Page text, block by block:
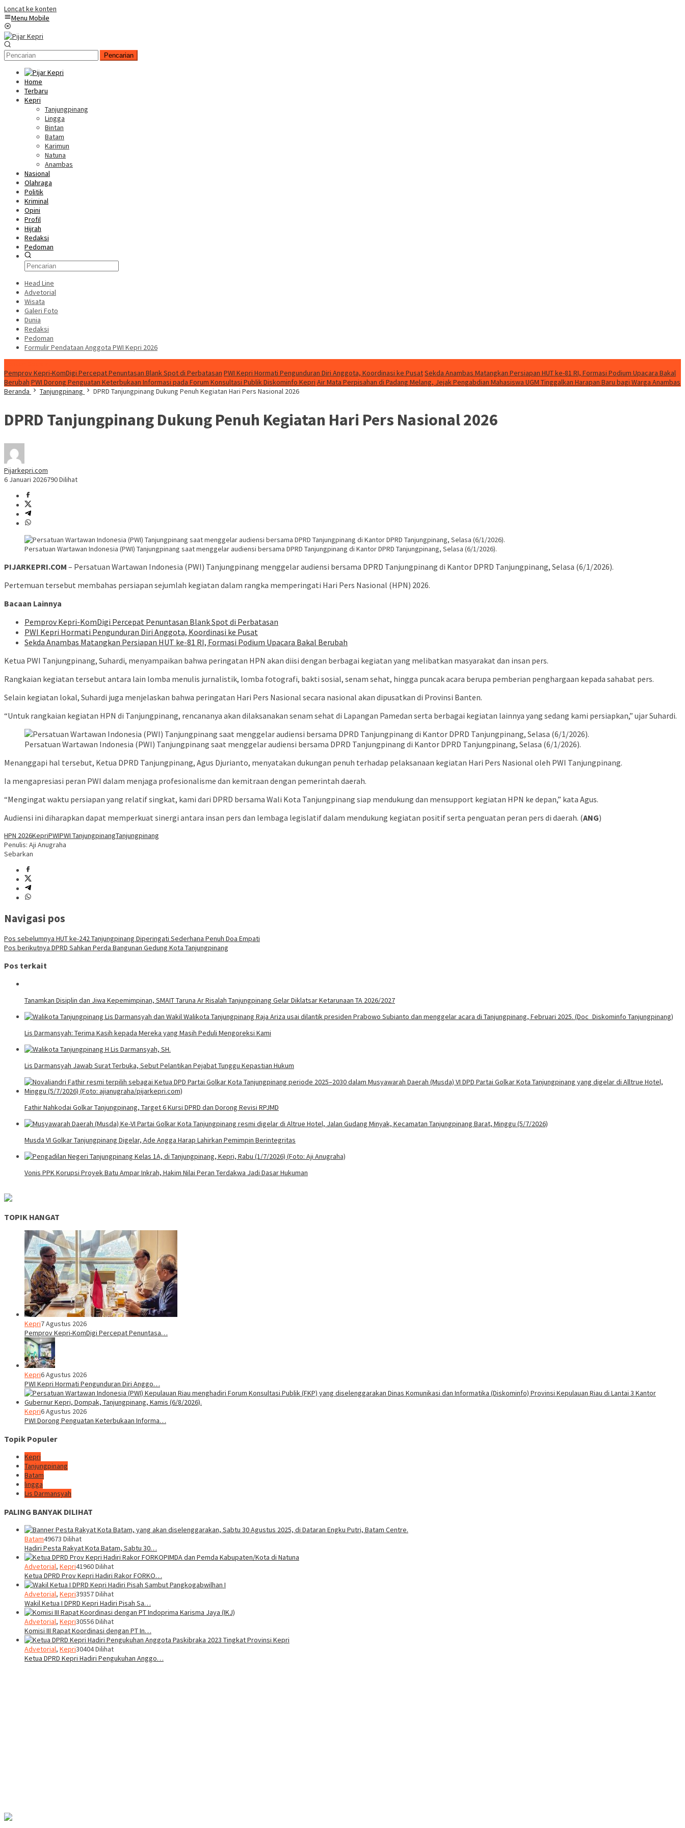
Loncat ke konten
Menu Mobile
Pencarian
Home
Terbaru
Kepri
Tanjungpinang
Lingga
Bintan
Batam
Karimun
Natuna
Anambas
Nasional
Olahraga
Politik
Kriminal
Opini
Profil
Hijrah
Redaksi
Pedoman
Head Line
Advetorial
Wisata
Galeri Foto
Dunia
Redaksi
Pedoman
Formulir Pendataan Anggota PWI Kepri 2026
Pemprov Kepri-KomDigi Percepat Penuntasan Blank Spot di Perbatasan PWI Kepri Hormati Pengunduran Diri Anggota, Koordinasi ke PusatSekda Anambas Matangkan Persiapan HUT ke-81 RI, Formasi Podium Upacara Bakal
Berubah PWI Dorong Penguatan Keterbukaan Informasi pada Forum Konsultasi Publik Diskominfo Kepri Air Mata Perpisahan di Padang Melang, Jejak Pengabdian Mahasiswa UGM Tinggalkan Harapan Baru bagi Warga Anambas
Beranda
Tanjungpinang DPRD Tanjungpinang Dukung Penuh Kegiatan Hari Pers Nasional 2026
DPRD Tanjungpinang Dukung Penuh Kegiatan Hari Pers Nasional 2026
Pijarkepri.com
6 Januari 2026790 Dilihat
Persatuan Wartawan Indonesia (PWI) Tanjungpinang saat menggelar audiensi bersama DPRD Tanjungpinang di Kantor DPRD Tanjungpinang, Selasa (6/1/2026).
PIJARKEPRI.COM – Persatuan Wartawan Indonesia (PWI) Tanjungpinang menggelar audiensi bersama DPRD Tanjungpinang di Kantor DPRD Tanjungpinang, Selasa (6/1/2026).
Pertemuan tersebut membahas persiapan sejumlah kegiatan dalam rangka memperingati Hari Pers Nasional (HPN) 2026.
Bacaan Lainnya
Pemprov Kepri-KomDigi Percepat Penuntasan Blank Spot di Perbatasan
PWI Kepri Hormati Pengunduran Diri Anggota, Koordinasi ke Pusat
Sekda Anambas Matangkan Persiapan HUT ke-81 RI, Formasi Podium Upacara Bakal Berubah
Ketua PWI Tanjungpinang, Suhardi, menyampaikan bahwa peringatan HPN akan diisi dengan berbagai kegiatan yang melibatkan masyarakat dan insan pers.
Rangkaian kegiatan tersebut antara lain lomba menulis jurnalistik, lomba fotografi, bakti sosial, senam sehat, hingga puncak acara berupa pemberian penghargaan kepada sahabat pers.
Selain kegiatan lokal, Suhardi juga menjelaskan bahwa peringatan Hari Pers Nasional secara nasional akan dipusatkan di Provinsi Banten.
“Untuk rangkaian kegiatan HPN di Tanjungpinang, rencananya akan dilaksanakan senam sehat di Lapangan Pamedan serta berbagai kegiatan lainnya yang sedang kami persiapkan,” ujar Suhardi.
Persatuan Wartawan Indonesia (PWI) Tanjungpinang saat menggelar audiensi bersama DPRD Tanjungpinang di Kantor DPRD Tanjungpinang, Selasa (6/1/2026).
Menanggapi hal tersebut, Ketua DPRD Tanjungpinang, Agus Djurianto, menyatakan dukungan penuh terhadap pelaksanaan kegiatan Hari Pers Nasional oleh PWI Tanjungpinang.
Ia mengapresiasi peran PWI dalam menjaga profesionalisme dan kemitraan dengan pemerintah daerah.
“Mengingat waktu persiapan yang relatif singkat, kami dari DPRD bersama Wali Kota Tanjungpinang siap mendukung dan mensupport kegiatan HPN ke depan,” kata Agus.
Audiensi ini diharapkan dapat memperkuat sinergi antara insan pers dan lembaga legislatif dalam mendukung kegiatan positif serta penguatan peran pers di daerah. (ANG)
HPN 2026KepriPWIPWI TanjungpinangTanjungpinang
Penulis: Aji Anugraha
Sebarkan
Navigasi pos
Pos sebelumnya HUT ke-242 Tanjungpinang Diperingati Sederhana Penuh Doa Empati
Pos berikutnya DPRD Sahkan Perda Bangunan Gedung Kota Tanjungpinang
Pos terkait
Tanamkan Disiplin dan Jiwa Kepemimpinan, SMAIT Taruna Ar Risalah Tanjungpinang Gelar Diklatsar Ketarunaan TA 2026/2027
Lis Darmansyah: Terima Kasih kepada Mereka yang Masih Peduli Mengoreksi Kami
Lis Darmansyah Jawab Surat Terbuka, Sebut Pelantikan Pejabat Tunggu Kepastian Hukum
Fathir Nahkodai Golkar Tanjungpinang, Target 6 Kursi DPRD dan Dorong Revisi RPJMD
Musda VI Golkar Tanjungpinang Digelar, Ade Angga Harap Lahirkan Pemimpin Berintegritas
Vonis PPK Korupsi Proyek Batu Ampar Inkrah, Hakim Nilai Peran Terdakwa Jadi Dasar Hukuman
TOPIK HANGAT
Kepri7 Agustus 2026
Pemprov Kepri-KomDigi Percepat Penuntasa…
Kepri6 Agustus 2026
PWI Kepri Hormati Pengunduran Diri Anggo…
Kepri6 Agustus 2026
PWI Dorong Penguatan Keterbukaan Informa…
Topik Populer
Kepri
Tanjungpinang
Batam
lingga
Lis Darmansyah
PALING BANYAK DILIHAT
Batam49673 Dilihat
Hadiri Pesta Rakyat Kota Batam, Sabtu 30…
Advetorial, Kepri41960 Dilihat
Ketua DPRD Prov Kepri Hadiri Rakor FORKO…
Advetorial, Kepri39357 Dilihat
Wakil Ketua I DPRD Kepri Hadiri Pisah Sa…
Advetorial, Kepri30556 Dilihat
Komisi III Rapat Koordinasi dengan PT In…
Advetorial, Kepri30404 Dilihat
Ketua DPRD Kepri Hadiri Pengukuhan Anggo…